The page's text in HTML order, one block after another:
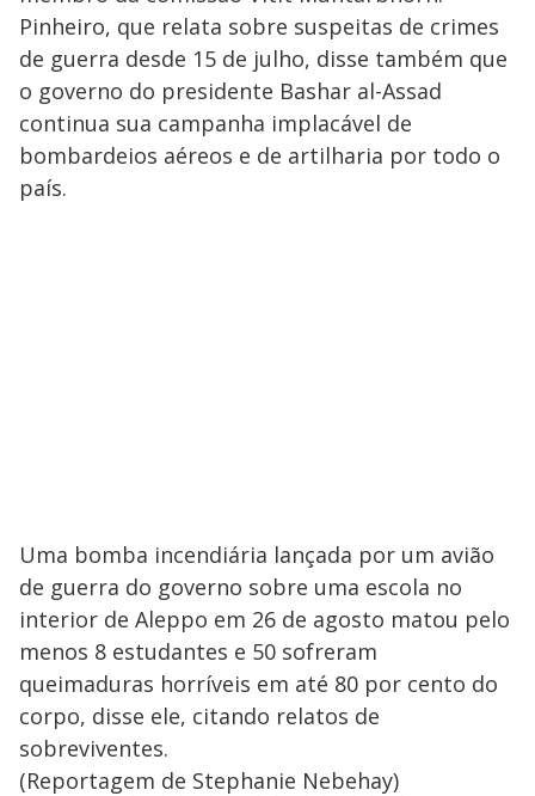
Pinheiro, que relata sobre suspeitas de crimes
de guerra desde 15 de julho, disse também que
o governo do presidente Bashar al-Assad
continua sua campanha implacável de
bombardeios aéreos e de artilharia por todo o
país.
Uma bomba incendiária lançada por um avião
de guerra do governo sobre uma escola no
interior de Aleppo em 26 de agosto matou pelo
menos 8 estudantes e 50 sofreram
queimaduras horríveis em até 80 por cento do
corpo, disse ele, citando relatos de
sobreviventes.
(Reportagem de Stephanie Nebehay)